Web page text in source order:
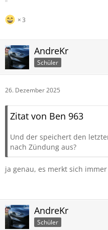
3
AndreKr
Schüler
26. Dezember 2025
Zitat von Ben 963
Und der speichert den
nach Zündung aus?
ja genau, es merkt sich
AndreKr
Schüler